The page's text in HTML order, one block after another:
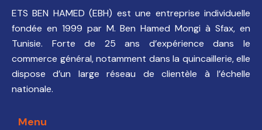
ETS BEN HAMED (EBH) est une entreprise individuelle
fondée en 1999 par M. Ben Hamed Mongi à Sfax, en
Tunisie. Forte de 25 ans d’expérience dans le
commerce général, notamment dans la quincaillerie, elle
dispose d’un large réseau de clientèle à l’échelle
nationale.
Menu